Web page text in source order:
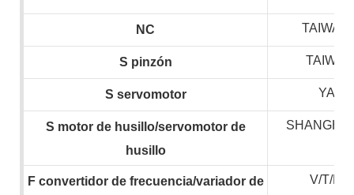
NC TAIWAN
S pinzón
S servomotor
S motor de husillo/servomotor de
husillo
Fconvertidor de frecuencia/variador de
V/T/